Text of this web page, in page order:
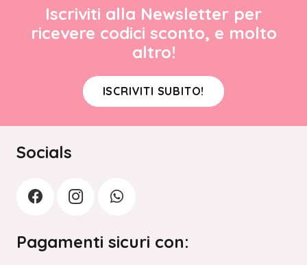
Iscriviti alla Newsletter per
ricevere codici sconto, e molto
altro!
ISCRIVITI SUBITO!
Socials
Pagamenti sicuri con: